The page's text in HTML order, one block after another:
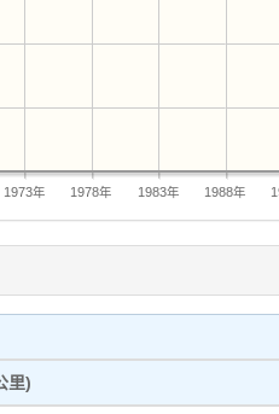
1973年 1978年 1983年 1988年
里)